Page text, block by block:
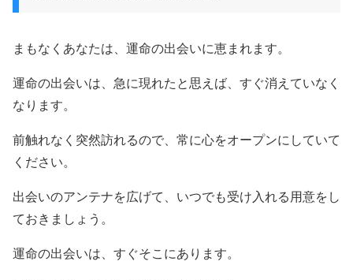
まもなくあなたは、運命の出会いに恵まれます。
運命の出会いは、急に現れたと思えば、すぐ消えていなく
なります。
前触れなく突然訪れるので、常に心をオープンにしていて
ください。
出会いのアンテナを広げて、いつでも受け入れる用意をし
ておきましょう。
運命の出会いは、すぐそこにあります。